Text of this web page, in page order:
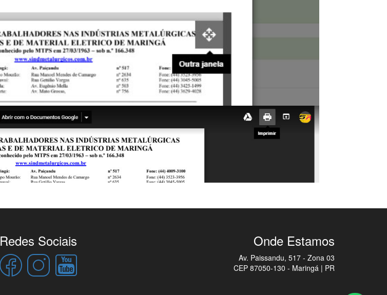
Redes Sociais Onde Estamos
Av. Paissandu, 517 - Zona 03
CEP 87050-130 - Maringá | PR